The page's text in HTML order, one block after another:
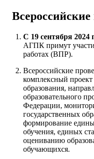
С 19 сентября 2024
АГПК примут
работах (ВПР).
Всероссийские
комплексный проект
образования,
образовательного
Федерации,
государственных
формирование
обучения, единых
оцениванию
обучающихся.